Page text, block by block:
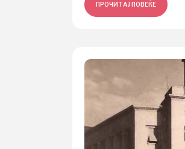
ПРОЧИТАЈ ПОВЕЌЕ